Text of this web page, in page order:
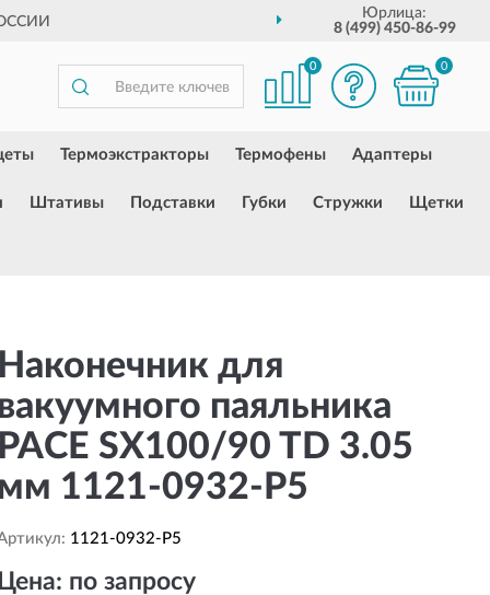
Юрлица:
8 (499) 450-86-99
0 0
Термоэкстракторы Термофены Адаптеры
Штативы Подставки Губки Стружки Щетки
Наконечник для
вакуумного паяльника
PACE SX100/90 TD 3.05
мм 1121-0932-P5
1121-0932-P5
Цена: по запросу